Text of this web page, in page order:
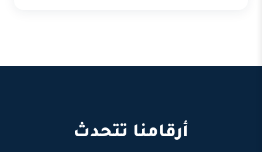
أرقامنا تتحدث